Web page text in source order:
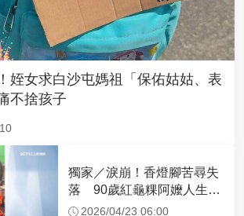
姪女求白沙屯媽祖「保佑姑姑、表
不捨孩子
獨家／淚崩！香燈腳苦尋失
落 90歲紅龜粿阿嬤人生謝
幕2026/04/23 06:00